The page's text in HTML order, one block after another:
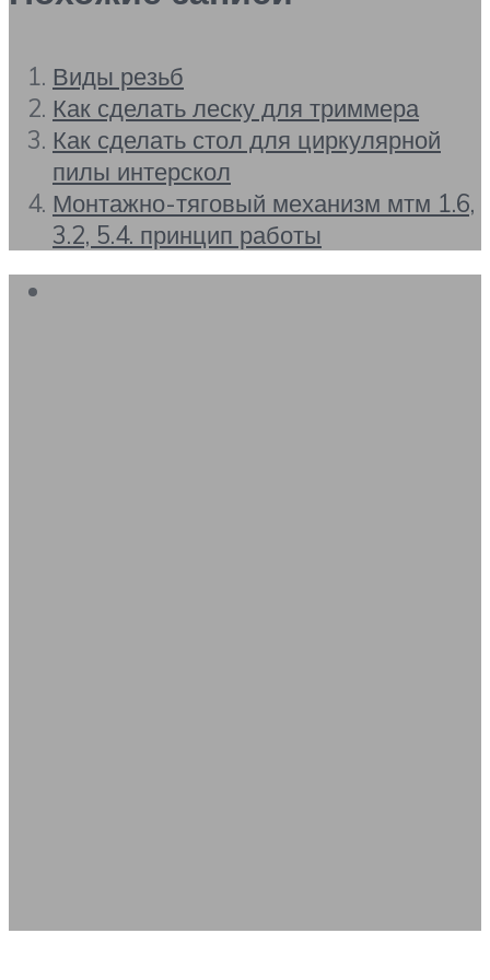
Виды резьб
Как сделать леску для триммера
Как сделать стол для циркулярной
пилы интерскол
Монтажно-тяговый механизм мтм 1.6,
3.2, 5.4. принцип работы